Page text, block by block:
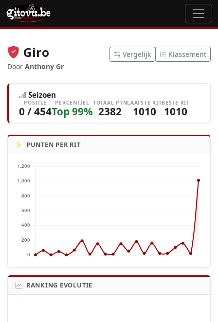
Giro
Door Anthony Gr
Vergelijk Klassement
Seizoen
POSITIE
0 / 454
PERCENTIEL
Top 99%
TOTAAL PTN
2382
LAATSTE RIT
1010
BESTE RIT
1010
PUNTEN PER RIT
RANKING EVOLUTIE